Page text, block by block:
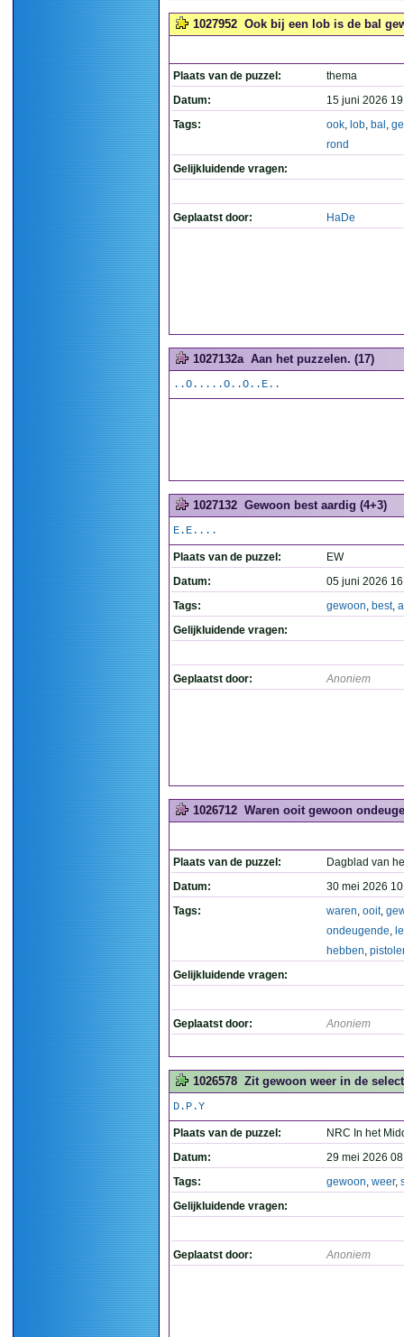
1027952 Ook bij een lob is de bal
Plaats van de puzzel:
thema
Datum:
15 juni 2026
Tags:
ook, lob, bal ,
rond
Gelijkluidende vragen:
Geplaatst door: HaDe
1027132a Aan het puzzelen. (17)
..O.....O..O..E..
1027132 Gewoon best aardig (4+3)
E.E....
Plaats van de puzzel:
EW
Datum:
05 juni 2026
Tags:
gewoon, best,
Gelijkluidende vragen:
Geplaatst door: Anoniem
1026712 Waren ooit gewoon
Plaats van de puzzel:
Dagblad van
Datum:
30 mei 2026
Tags:
waren, ooit,
ondeugende,
hebben,
Gelijkluidende vragen:
Geplaatst door: Anoniem
1026578 Zit gewoon weer in de
D.P.Y
Plaats van de puzzel:
NRC In het
Datum:
29 mei 2026
Tags:
gewoon, weer,
Gelijkluidende vragen:
Geplaatst door: Anoniem